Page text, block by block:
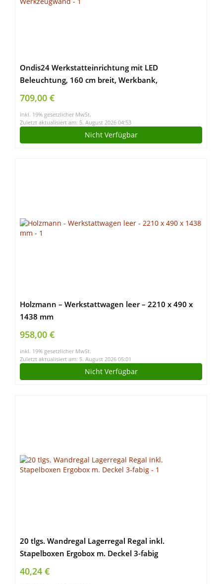
Ondis24 Werkstatteinrichtung mit LED
Beleuchtung, 160 cm breit, Werkbank,
Werkzeugschrank, Werkzeugwand
709,00 €
inkl. 19% gesetzlicher MwSt.
Zuletzt aktualisiert am: 5. August 2026 04:53
Nicht Verfügbar
Holzmann – Werkstattwagen leer – 2210 x 490 x
1438 mm
958,00 €
inkl. 19% gesetzlicher MwSt.
Zuletzt aktualisiert am: 5. August 2026 05:01
Nicht Verfügbar
20 tlgs. Wandregal Lagerregal Regal inkl.
Stapelboxen Ergobox m. Deckel 3-fabig
40,24 €